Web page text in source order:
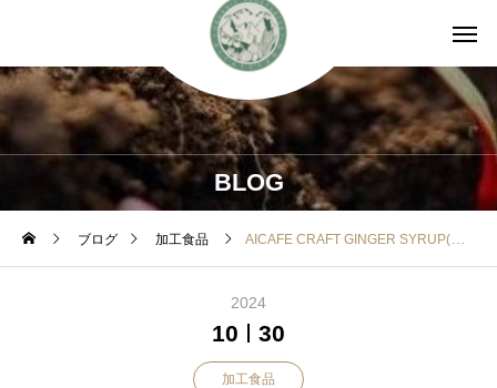
BLOG
ブログ 加工食品 AICAFE CRAFT GINGER SYRUP(在庫補充中！)
2024
10 30
加工食品